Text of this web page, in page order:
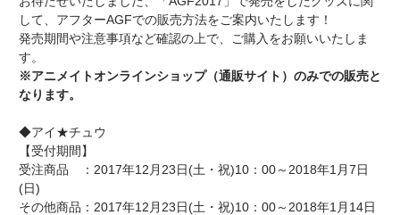
イベント・キャンペーン
ミュージック
グッズ・本
アプリゲーム
イベント・キャンペーン
ミュージック
ギャラリー
して、アフターAGFでの販売方法をご案内いたします！
発売期間や注意事項など確認の上で、ご購入をお願いいたしま
す。
※アニメイトオンラインショップ（通販サイト）のみでの販売と
なります。
◆アイ★チュウ
【受付期間】
受注商品 ：2017年12月23日(土・祝)10：00～2018年1月7日
(日)
その他商品：2017年12月23日(土・祝)10：00～2018年1月14日